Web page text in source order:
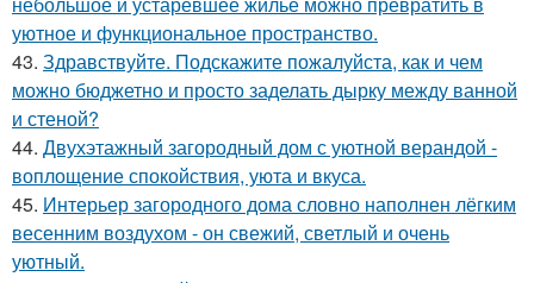
уютное и функциональное пространство.
43. Здравствуйте. Подскажите пожалуйста, как и чем
можно бюджетно и просто заделать дырку между ванной
и стеной?
44. Двухэтажный загородный дом с уютной верандой -
воплощение спокойствия, уюта и вкуса.
45. Интерьер загородного дома словно наполнен лёгким
весенним воздухом - он свежий, светлый и очень
уютный.